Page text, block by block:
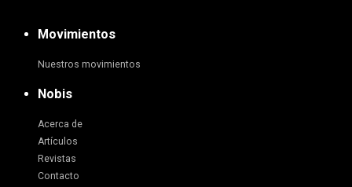
Movimientos
Nuestros movimientos
Nobis
Acerca de
Artículos
Revistas
Contacto